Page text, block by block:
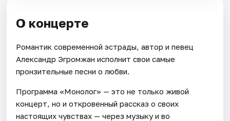
О концерте
Романтик современной эстрады, автор и певец
Александр Эгромжан исполнит свои самые
пронзительные песни о любви.
Программа «Монолог» — это не только живой
концерт, но и откровенный рассказ о своих
настоящих чувствах — через музыку и во